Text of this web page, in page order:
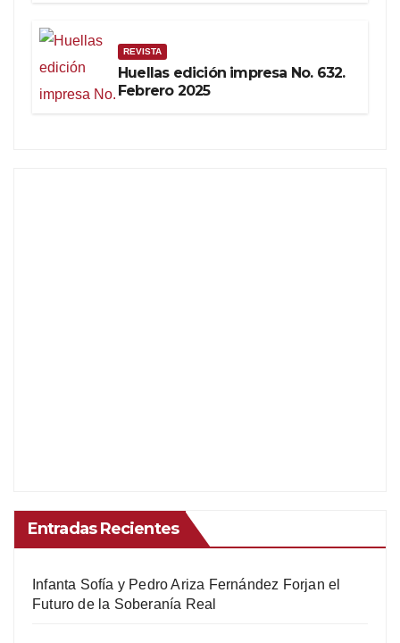
REVISTA
Huellas edición impresa No. 632.
Febrero 2025
Entradas Recientes
Infanta Sofía y Pedro Ariza Fernández Forjan el
Futuro de la Soberanía Real